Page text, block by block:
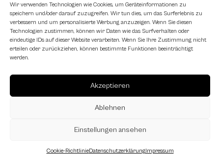
Wir verwenden Technologien wie Cookies, um Geräteinformationen zu
speichern und/oder darauf zuzugreifen. Wir tun dies, um das Surferlebnis zu
verbessern und um personalisierte Werbung anzuzeigen. Wenn Sie diesen
Technologien zustimmen, können wir Daten wie das Surfverhalten oder
eindeutige IDs auf dieser Website verarbeiten. Wenn Sie Ihre Zustimmung nicht
erteilen oder zurückziehen, können bestimmte Funktionen beeinträchtigt
werden.
Akzeptieren
Ablehnen
Einstellungen ansehen
Cookie-RichtlinieDatenschutzerklärungImpressum
Schachfreundliche Lokale